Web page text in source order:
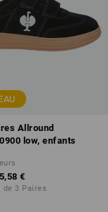
Allround
low, enfants
€
de 3 Paires